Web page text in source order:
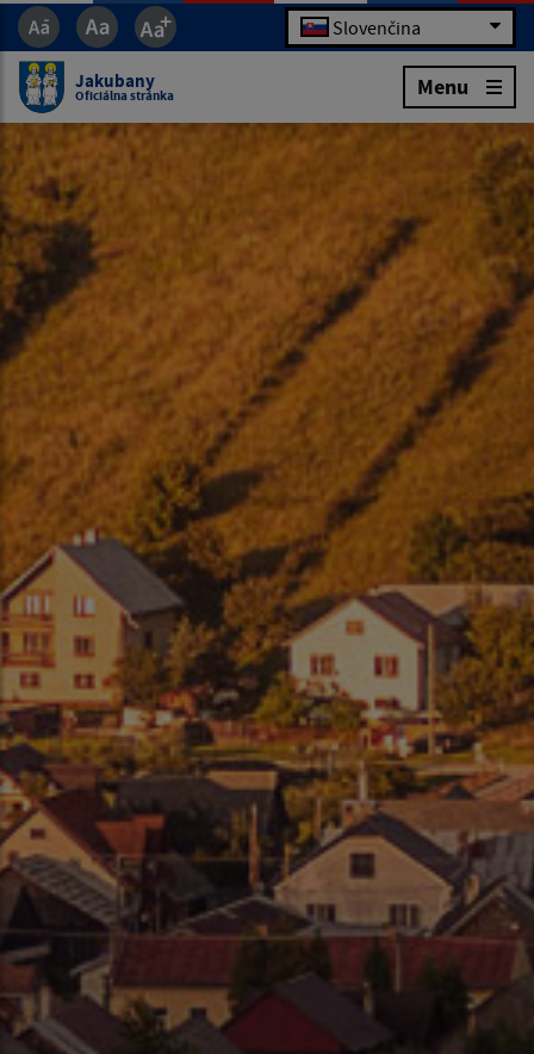
Slovenčina
Jakubany
Oficiálna stránka Menu